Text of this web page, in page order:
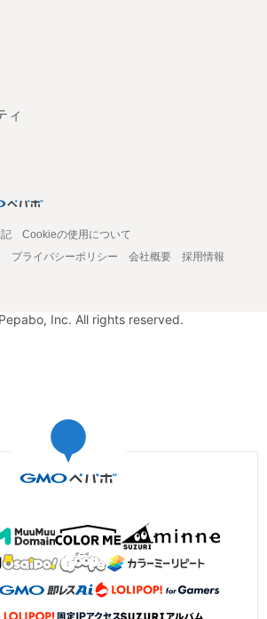
ィ
Cookieの使用について
プライバシーポリシー 会社概要
採用情報
Inc. All rights reserved.